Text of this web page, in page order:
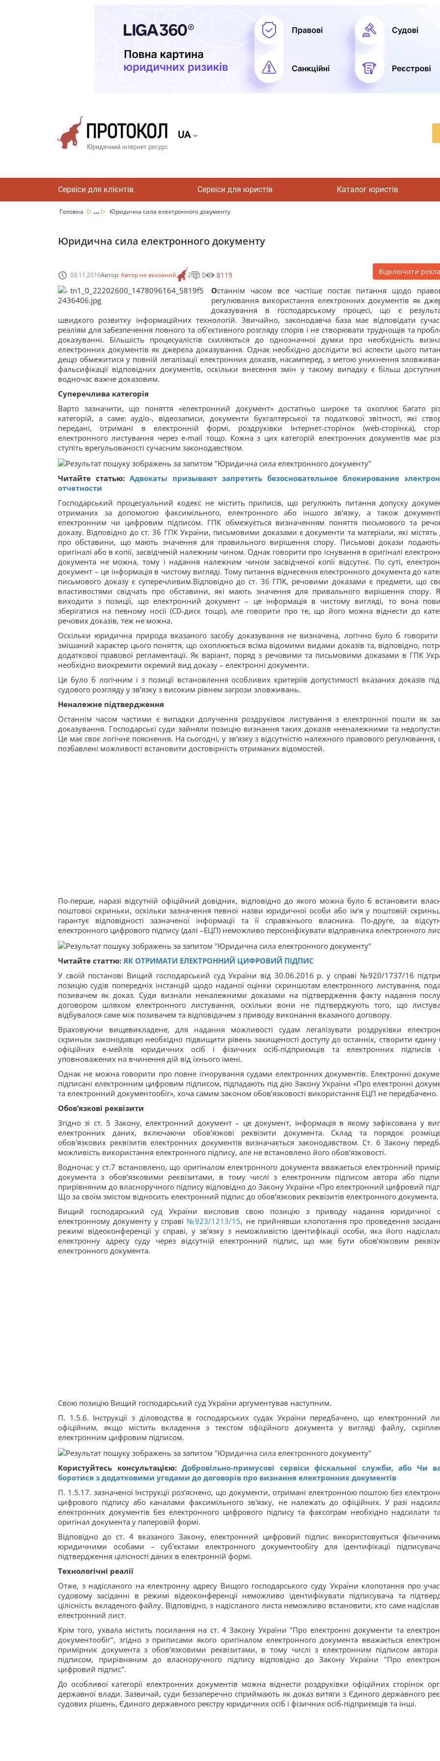
UA
Сервіси для клієнтів Сервіси для юристів Каталог юристів
Головна ... Юридична сила електронного документу
Юридична сила електронного документу
03.11.2016Автор:Автор не вказаний 2 0 8119 Відключити
Останнім часом все частіше постає питання щодо
регулювання використання електронних документів як
доказування в господарському процесі, що є
швидкого розвитку інформаційних технологій. Звичайно, законодавча база має відповідати
реаліям для забезпечення повного та об’єктивного розгляду спорів і не створювати труднощів та
доказуванні. Більшість процесуалістів схиляються до однозначної думки про необхідність
електронних документів як джерела доказування. Однак необхідно дослідити всі аспекти цього
дещо обмежитися у повній легалізації електронних доказів, насамперед, з метою уникнення
фальсифікації відповідних документів, оскільки внесення змін у такому випадку є більш
водночас важче доказовим.
Суперечлива категорія
Варто зазначити, що поняття «електронний документ» достатньо широке та охоплює багато
категорій, а саме: аудіо-, відеозаписи, документи бухгалтерської та податкової звітності, які
передані, отримані в електронній формі, роздруківки Інтернет-сторінок (web-сторінка),
електронного листування через e-mail тощо. Кожна з цих категорій електронних документів має
ступіть врегульованості сучасним законодавством.
Читайте статью: Адвокаты призывают запретить безосновательное блокирование
отчетности
Господарський процесуальний кодекс не містить приписів, що регулюють питання допуску
отриманих за допомогою факсимільного, електронного або іншого зв’язку, а також
електронним чи цифровим підписом. ГПК обмежується визначенням поняття письмового та
доказу. Відповідно до ст. 36 ГПК України, письмовими доказами є документи та матеріали, які містять
про обставини, що мають значення для правильного вирішення спору. Письмові докази
оригіналі або в копії, засвідченій належним чином. Однак говорити про існування в оригіналі
документа не можна, тому і надання належним чином засвідченої копії відсутнє. По суті,
документ – це інформація в чистому вигляді. Тому питання віднесення електронного документа до
письмового доказу є суперечливим.Відповідно до ст. 36 ГПК, речовими доказами є предмети, що
властивостями свідчать про обставини, які мають значення для привального вирішення спору.
виходити з позиції, що електронний документ – це інформація в чистому вигляді, то вона
зберігатися на певному носії (CD-диск тощо), але говорити про те, що його можна віднести до
речових доказів, теж не можна.
Оскільки юридична природа вказаного засобу доказування не визначена, логічно було б
змішаний характер цього поняття, що охоплюється всіма відомими видами доказів та, відповідно,
додаткової правової регламентації. Як варіант, поряд з речовими та письмовими доказами в ГПК
необхідно виокремити окремий вид доказу – електронні документи.
Це було б логічним і з позиції встановлення особливих критеріїв допустимості вказаних доказів
судового розгляду у зв’язку з високим рівнем загрози зловживань.
Неналежне підтвердження
Останнім часом частими є випадки долучення роздруківок листування з електронної пошти як
доказування. Господарські суди зайняли позицію визнання таких доказів «неналежними та
Це має своє логічне пояснення. На сьогодні, у зв’язку з відсутністю належного правового регулювання,
позбавлені можливості встановити достовірність отриманих відомостей.
По-перше, наразі відсутній офіційний довідник, відповідно до якого можна було б встановити
поштової скриньки, оскільки зазначення певної назви юридичної особи або ім’я у поштовій
гарантує відповідності зазначеної інформації та її справжнього власника. По-друге, за
електронного цифрового підпису (далі –ЕЦП) неможливо персоніфікувати відправника електронного
Читайте статтю: ЯК ОТРИМАТИ ЕЛЕКТРОННИЙ ЦИФРОВИЙ ПІДПИС
У своїй постанові Вищий господарський суд України від 30.06.2016 р. у справі №920/1737/16
позицію судів попередніх інстанцій щодо наданої оцінки скриншотам електронного листування,
позивачем як доказ. Суди визнали неналежними доказами на підтвердження факту надання
договором шляхом електронного листування, оскільки вони не підтверджують того, що
відбувалося саме між позивачем та відповідачем з приводу виконання вказаного договору.
Враховуючи вищевикладене, для надання можливості судам легалізувати роздруківки
скриньок законодавцю необхідно підвищити рівень захищеності доступу до останніх, створити єдину
офіційних е-мейлів юридичних осіб і фізичних осіб-підприємців та електронних підписів
уповноважених на вчинення дій від їхнього імені.
Однак не можна говорити про повне ігнорування судами електронних документів. Електронні
підписані електронним цифровим підписом, підпадають під дію Закону України «Про електронні
та електронний документообіг», хоча самим законом обов’язковості використання ЕЦП не передбачено.
Обов’язкові реквізити
Згідно зі ст. 5 Закону, електронний документ – це документ, інформація в якому зафіксована у
електронних даних, включаючи обов'язкові реквізити документа. Склад та порядок
обов'язкових реквізитів електронних документів визначається законодавством. Ст. 6 Закону
можливість використання електронного підпису, але не встановлено його обов’язковості.
Водночас у ст.7 встановлено, що оригіналом електронного документа вважається електронний
документа з обов’язковими реквізитами, в тому числі з електронним підписом автора або
прирівняним до власноручного підпису відповідно до Закону України «Про електронний цифровий
Що за своїм змістом відносить електронний підпис до обов’язкових реквізитів електронного документа.
Вищий господарський суд України висловив свою позицію з приводу надання юридичної
електронному документу у справі №923/1213/15, не прийнявши клопотання про проведення
режимі відеоконференції у справі, у зв’язку з неможливістю ідентифікації особи, яка його
електронну адресу суду через відсутній електронний підпис, що має бути обов’язковим
електронного документа.
Свою позицію Вищий господарський суд України аргументував наступним.
П. 1.5.6. Інструкції з діловодства в господарських судах України передбачено, що електронний
офіційним, якщо містить вкладення з текстом офіційного документа у вигляді файлу,
електронним цифровим підписом.
Користуйтесь консультацією: Добровільно-примусові сервіси фіскальної служби, або Чи
боротися з додатковими угодами до договорів про визнання електронних документів
П. 1.5.17. зазначеної Інструкції роз'яснено, що документи, отримані електронною поштою без
цифрового підпису або каналами факсимільного зв'язку, не належать до офіційних. У разі
електронних документів без електронного цифрового підпису та факсограм необхідно надсилати
оригінал документа у паперовій формі.
Відповідно до ст. 4 вказаного Закону, електронний цифровий підпис використовується
юридичними особами – суб'єктами електронного документообігу для ідентифікації
підтвердження цілісності даних в електронній формі.
Технологічні реалії
Отже, з надісланого на електронну адресу Вищого господарського суду України клопотання про
судовому засіданні в режимі відеоконференції неможливо ідентифікувати підписувача та
цілісність вкладеного файлу. Відповідно, з надісланого листа неможливо встановити, хто саме
електронний лист.
Крім того, ухвала містить посилання на ст. 4 Закону України "Про електронні документи та
документообіг", згідно з приписами якого оригіналом електронного документа вважається
примірник документа з обов'язковими реквізитами, в тому числі з електронним підписом
підписом, прирівняним до власноручного підпису відповідно до Закону України "Про
цифровий підпис".
До особливої категорії електронних документів можна віднести роздруківки офіційних сторінок
державної влади. Зазвичай, суди беззаперечно сприймають як доказ витяги з Єдиного державного
судових рішень, Єдиного державного реєстру юридичних осіб і фізичних осіб-підприємців та інші.